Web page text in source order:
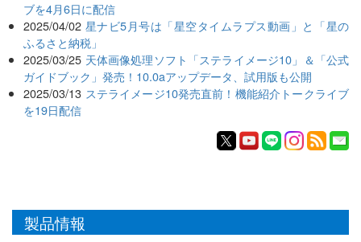
ブを4月6日に配信
2025/04/02 星ナビ5月号は「星空タイムラプス動画」と「星の
ふるさと納税」
2025/03/25 天体画像処理ソフト「ステライメージ10」＆「公式
ガイドブック」発売！10.0aアップデータ、試用版も公開
2025/03/13 ステライメージ10発売直前！機能紹介トークライブ
を19日配信
製品情報